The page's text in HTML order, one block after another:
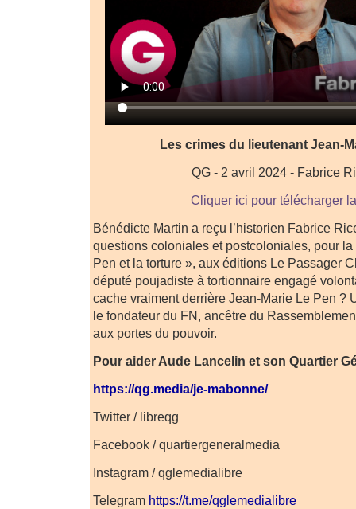
Les crimes du lieutenant Jean-
QG - 2 avril 2024 - Fabrice
Cliquer ici pour télécharger
Bénédicte Martin a reçu l’historien Fabrice
questions coloniales et postcoloniales, pour
Pen et la torture », aux éditions Le Passager
député poujadiste à tortionnaire engagé
cache vraiment derrière Jean-Marie Le Pen ?
le fondateur du FN, ancêtre du
aux portes du pouvoir.
Pour aider Aude Lancelin et son Quartier
https://qg.media/je-mabonne/
Twitter / libreqg
Facebook / quartiergeneralmedia
Instagram / qglemedialibre
Telegram https://t.me/qglemedialibre